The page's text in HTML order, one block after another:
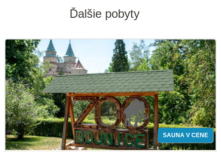
Ďalšie pobyty
SAUNA V CENE